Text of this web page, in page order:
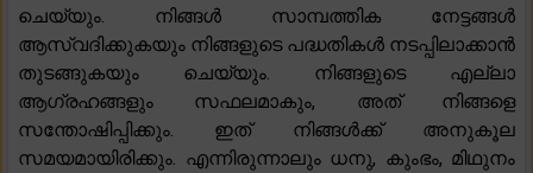
ചെയ്യും. നിങ്ങൾ സാമ്പത്തിക നേട്ടങ്ങൾ
ആസ്വദിക്കുകയും നിങ്ങളുടെ പദ്ധതികൾ നടപ്പിലാക്കാൻ
തുടങ്ങുകയും ചെയ്യും. നിങ്ങളുടെ എല്ലാ
ആഗ്രഹങ്ങളും സഫലമാകും, അത് നിങ്ങളെ
സന്തോഷിപ്പിക്കും. ഇത് നിങ്ങൾക്ക് അനുകൂല
സമയമായിരിക്കും. എന്നിരുന്നാലും ധനു, കുംഭം, മിഥുനം